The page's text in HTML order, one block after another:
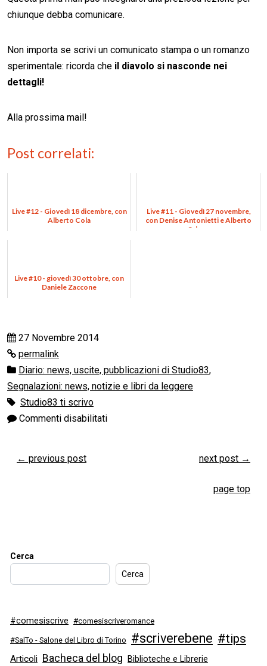
chiunque debba comunicare.
Non importa se scrivi un comunicato stampa o un romanzo
sperimentale: ricorda che il diavolo si nasconde nei
dettagli!
Alla prossima mail!
Post correlati:
Live #12 - Giovedì 18 dicembre, con
Alberto Cola
Live #11 - Giovedì 27 novembre,
con Denise Antonietti e Alberto
Odone
Live #10 - giovedì 30 ottobre, con
Daniele Zaccone
27 Novembre 2014
permalink
Diario: news, uscite, pubblicazioni di Studio83,
Segnalazioni: news, notizie e libri da leggere
Studio83 ti scrivo
Commenti disabilitati
← previous post next post →
page top
Cerca
Cerca
#comesiscrive #comesiscriveromance
#SalTo - Salone del Libro di Torino #scriverebene #tips
Articoli Bacheca del blog Biblioteche e Librerie